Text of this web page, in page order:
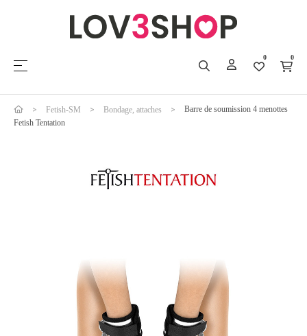
0 0
Basculer la navigation
☰
Fetish-SM Bondage, attaches
Barre de soumission 4 menottes
Fetish Tentation